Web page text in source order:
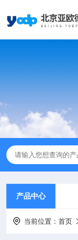
产品中心
当前位置：首页